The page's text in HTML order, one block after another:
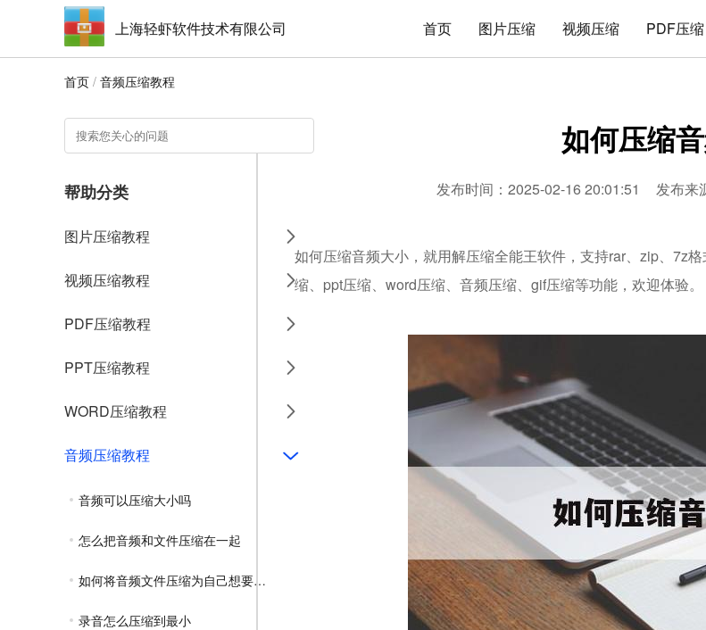
上海轻虾软件技术有限公司 首页 图片压缩 视频压缩 PDF压缩
首页 / 音频压缩教程
帮助分类
图片压缩教程
视频压缩教程
PDF压缩教程
PPT压缩教程
WORD压缩教程
音频压缩教程
音频可以压缩大小吗
怎么把音频和文件压缩在一起
如何将音频文件压缩为自己想要的大小
录音怎么压缩到最小
如何压缩
发布时间：2025-02-16 20:01:51 发布来
如何压缩音频大小，就用解压缩全能王软件，支持rar、zip、7z
缩、ppt压缩、word压缩、音频压缩、gif压缩等功能，欢迎体验。